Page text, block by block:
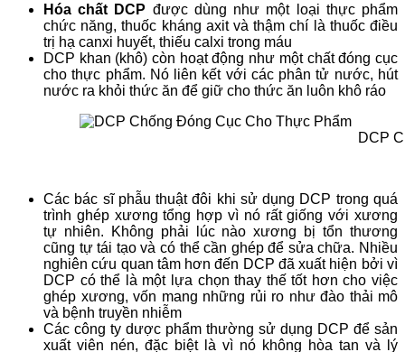
Hóa chất DCP được dùng như một loại thực phẩm
chức năng, thuốc kháng axit và thậm chí là thuốc điều
trị hạ canxi huyết, thiếu calxi trong máu
DCP khan (khô) còn hoạt động như một chất đóng cục
cho thực phẩm. Nó liên kết với các phân tử nước, hút
nước ra khỏi thức ăn để giữ cho thức ăn luôn khô ráo
DCP
Các bác sĩ phẫu thuật đôi khi sử dụng DCP trong quá
trình ghép xương tổng hợp vì nó rất giống với xương
tự nhiên. Không phải lúc nào xương bị tổn thương
cũng tự tái tạo và có thể cần ghép để sửa chữa. Nhiều
nghiên cứu quan tâm hơn đến DCP đã xuất hiện bởi vì
DCP có thể là một lựa chọn thay thế tốt hơn cho việc
ghép xương, vốn mang những rủi ro như đào thải mô
và bệnh truyền nhiễm
Các công ty dược phẩm thường sử dụng DCP để sản
xuất viên nén, đặc biệt là vì nó không hòa tan và lý